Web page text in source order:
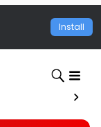
Install